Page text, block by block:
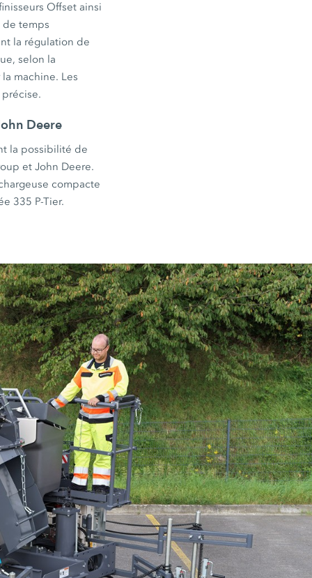
Offset ainsi
de temps
la régulation de
selon la
machine. Les
Deere
la possibilité de
et John Deere.
compacte
335 P-Tier.